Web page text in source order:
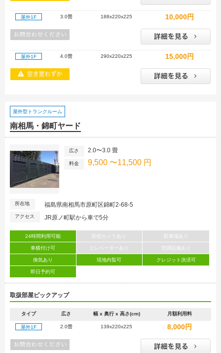
屋外1F 3.0畳 188x220x225 10,000円
屋外1F 4.0畳 290x220x225 15,000円
屋外型トランクルーム
南相馬・錦町ヤード
広さ 2.0〜3.0 畳
料金 9,500 〜11,500 円
所在地 福島県南相馬市原町区錦町2-68-5
アクセス JR原ノ町駅から車で5分
24時間利用可能 防犯カメラあり 駐車場あり
車横付け可 エレベーターあり 空調設備あり
換気あり 現地内覧可 クレジット決済可
即日予約可
取扱部屋ピックアップ
タイプ 広さ 幅 x 奥行 x 高さ(cm) 月額利用料
屋外1F 2.0畳 139x220x225 8,000円